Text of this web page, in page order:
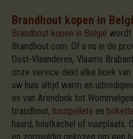
Brandhout kopen in
Brandhout kopen in België wordt
Brandhout.com. Of u nu in de
Oost-Vlaanderen, Vlaams
onze service dekt elke hoek
uw huis altijd warm en
en van Arendonk tot
brandhout, houtpellets en
haard, houtkachel of vuurplaats.